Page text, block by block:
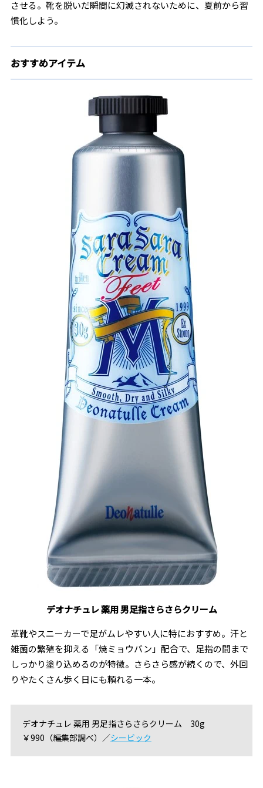
させる。靴を脱いだ瞬間に幻滅されないために、夏前から習
慣化しよう。
おすすめアイテム
デオナチュレ 薬用 男足指さらさらクリーム
革靴やスニーカーで足がムレやすい人に特におすすめ。汗と
雑菌の繁殖を抑える「焼ミョウバン」配合で、足指の間まで
しっかり塗り込めるのが特徴。さらさら感が続くので、外回
りやたくさん歩く日にも頼れる一本。
デオナチュレ 薬用 男足指さらさらクリーム 30g
￥990（編集部調べ）／シービック